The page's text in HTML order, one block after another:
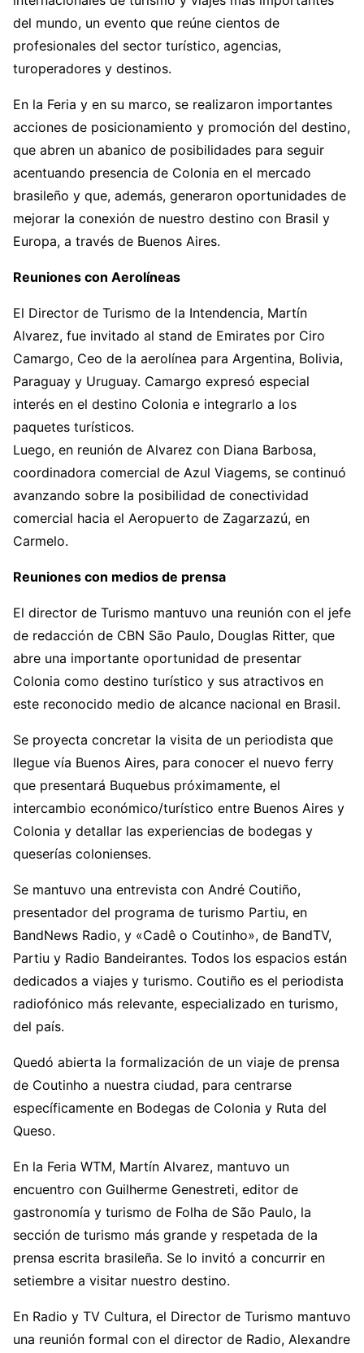
del mundo, un evento que reúne cientos de
profesionales del sector turístico, agencias,
turoperadores y destinos.
En la Feria y en su marco, se realizaron importantes
acciones de posicionamiento y promoción del destino,
que abren un abanico de posibilidades para seguir
acentuando presencia de Colonia en el mercado
brasileño y que, además, generaron oportunidades de
mejorar la conexión de nuestro destino con Brasil y
Europa, a través de Buenos Aires.
Reuniones con Aerolíneas
El Director de Turismo de la Intendencia, Martín
Alvarez, fue invitado al stand de Emirates por Ciro
Camargo, Ceo de la aerolínea para Argentina, Bolivia,
Paraguay y Uruguay. Camargo expresó especial
interés en el destino Colonia e integrarlo a los
paquetes turísticos.
Luego, en reunión de Alvarez con Diana Barbosa,
coordinadora comercial de Azul Viagems, se continuó
avanzando sobre la posibilidad de conectividad
comercial hacia el Aeropuerto de Zagarzazú, en
Carmelo.
Reuniones con medios de prensa
El director de Turismo mantuvo una reunión con el jefe
de redacción de CBN São Paulo, Douglas Ritter, que
abre una importante oportunidad de presentar
Colonia como destino turístico y sus atractivos en
este reconocido medio de alcance nacional en Brasil.
Se proyecta concretar la visita de un periodista que
llegue vía Buenos Aires, para conocer el nuevo ferry
que presentará Buquebus próximamente, el
intercambio económico/turístico entre Buenos Aires y
Colonia y detallar las experiencias de bodegas y
queserías colonienses.
Se mantuvo una entrevista con André Coutiño,
presentador del programa de turismo Partiu, en
BandNews Radio, y «Cadê o Coutinho», de BandTV,
Partiu y Radio Bandeirantes. Todos los espacios están
dedicados a viajes y turismo. Coutiño es el periodista
radiofónico más relevante, especializado en turismo,
del país.
Quedó abierta la formalización de un viaje de prensa
de Coutinho a nuestra ciudad, para centrarse
específicamente en Bodegas de Colonia y Ruta del
Queso.
En la Feria WTM, Martín Alvarez, mantuvo un
encuentro con Guilherme Genestreti, editor de
gastronomía y turismo de Folha de São Paulo, la
sección de turismo más grande y respetada de la
prensa escrita brasileña. Se lo invitó a concurrir en
setiembre a visitar nuestro destino.
En Radio y TV Cultura, el Director de Turismo mantuvo
una reunión formal con el director de Radio, Alexandre